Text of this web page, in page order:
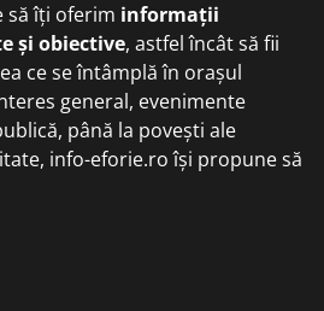
să îți oferim informații
și obiective, astfel încât să fii
ce se întâmplă în orașul
general, evenimente
până la povești ale
info-eforie.ro își propune să